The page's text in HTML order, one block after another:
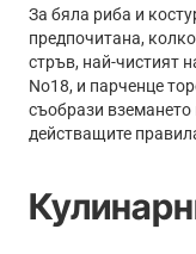
FC
За бяла риба и
предпочитана,
стръв, най-чистият
No18, и парченце
съобрази
действащите